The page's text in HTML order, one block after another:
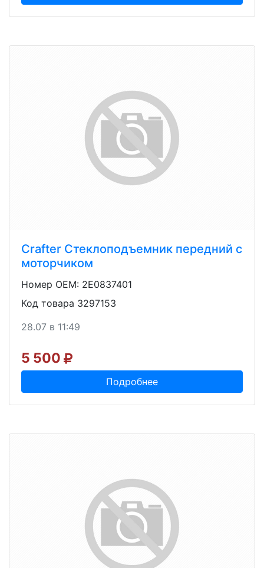
Crafter Стеклоподъемник передний с
моторчиком
Номер OEM: 2E0837401
Код товара 3297153
28.07 в 11:49
5 500
Подробнее